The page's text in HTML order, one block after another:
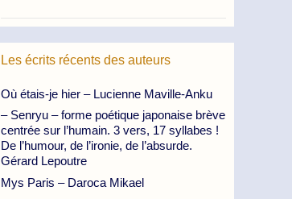
Les écrits récents des auteurs
Où étais-je hier – Lucienne Maville-Anku
– Senryu – forme poétique japonaise brève
centrée sur l’humain. 3 vers, 17 syllabes !
De l’humour, de l’ironie, de l’absurde.
Gérard Lepoutre
Mys Paris – Daroca Mikael